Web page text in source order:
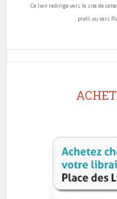
Ce lien redirige vers le site de
profil, ou vers